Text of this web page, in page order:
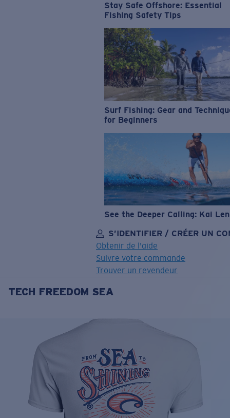
Stay Safe Offshore: Essential
Fishing Safety Tips
Surf Fishing: Gear and
for Beginners
See the Deeper Calling: Kai
S’IDENTIFIER / CRÉER UN
Obtenir de l'aide
Suivre votre commande
Trouver un revendeur
OBJECTIF MIS À JOUR
Prix :
Prix : Gratuit
Quantité:
TECH FREEDOM SEA